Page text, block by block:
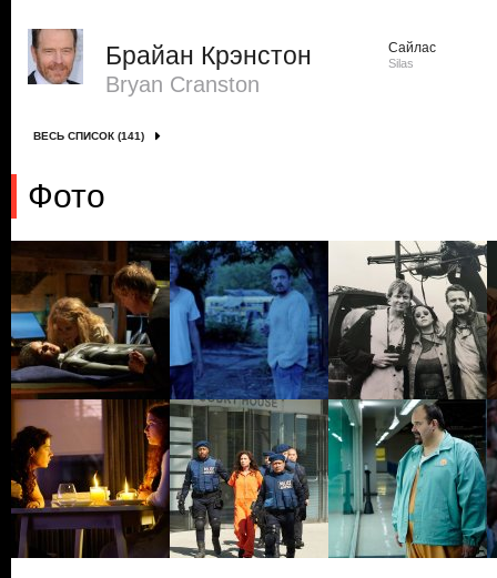
Брайан Крэнстон
Bryan Cranston
Сайлас
Silas
ВЕСЬ СПИСОК (141)
Фото